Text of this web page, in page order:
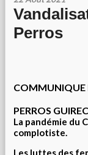
Perros
COMMUNIQUE
PERROS
La pandémie du
complotiste.
Les luttes des